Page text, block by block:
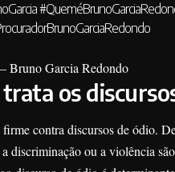
Bruno Garcia Redondo
os
contra discursos de ódio.
discriminação ou a violência